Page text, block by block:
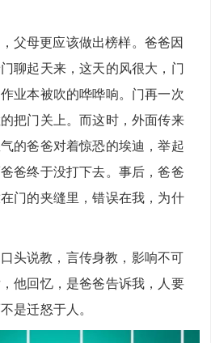
母更应该做出榜样。爸爸因
聊起天来，这天的风很大，门
业本被吹的哗哗响。门再一次
把门关上。而这时，外面传来
的爸爸对着惊恐的埃迪，举起
爸终于没打下去。事后，爸爸
门的夹缝里，错误在我，为什
说教，言传身教，影响不可
他回忆，是爸爸告诉我，人要
是迁怒于人。